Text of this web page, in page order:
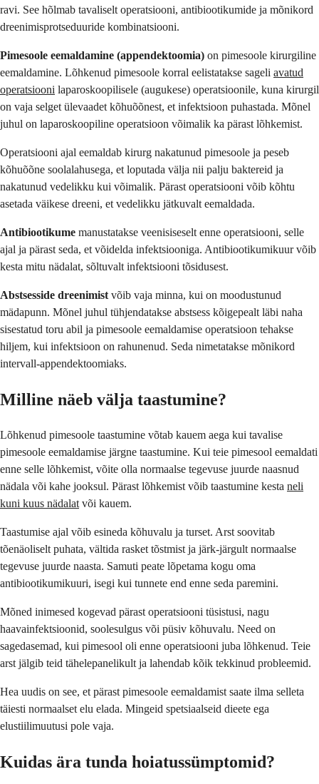
ravi. See hõlmab tavaliselt operatsiooni, antibiootikumide ja mõnikord
dreenimisprotseduuride kombinatsiooni.
Pimesoole eemaldamine (appendektoomia) on pimesoole kirurgiline
eemaldamine. Lõhkenud pimesoole korral eelistatakse sageli avatud
operatsiooni laparoskoopilisele (augukese) operatsioonile, kuna kirurgil
on vaja selget ülevaadet kõhuõõnest, et infektsioon puhastada. Mõnel
juhul on laparoskoopiline operatsioon võimalik ka pärast lõhkemist.
Operatsiooni ajal eemaldab kirurg nakatunud pimesoole ja peseb
kõhuõõne soolalahusega, et loputada välja nii palju baktereid ja
nakatunud vedelikku kui võimalik. Pärast operatsiooni võib kõhtu
asetada väikese dreeni, et vedelikku jätkuvalt eemaldada.
Antibiootikume manustatakse veenisiseselt enne operatsiooni, selle
ajal ja pärast seda, et võidelda infektsiooniga. Antibiootikumikuur võib
kesta mitu nädalat, sõltuvalt infektsiooni tõsidusest.
Abstsesside dreenimist võib vaja minna, kui on moodustunud
mädapunn. Mõnel juhul tühjendatakse abstsess kõigepealt läbi naha
sisestatud toru abil ja pimesoole eemaldamise operatsioon tehakse
hiljem, kui infektsioon on rahunenud. Seda nimetatakse mõnikord
intervall-appendektoomiaks.
Milline näeb välja taastumine?
Lõhkenud pimesoole taastumine võtab kauem aega kui tavalise
pimesoole eemaldamise järgne taastumine. Kui teie pimesool eemaldati
enne selle lõhkemist, võite olla normaalse tegevuse juurde naasnud
nädala või kahe jooksul. Pärast lõhkemist võib taastumine kesta neli
kuni kuus nädalat või kauem.
Taastumise ajal võib esineda kõhuvalu ja turset. Arst soovitab
tõenäoliselt puhata, vältida rasket tõstmist ja järk-järgult normaalse
tegevuse juurde naasta. Samuti peate lõpetama kogu oma
antibiootikumikuuri, isegi kui tunnete end enne seda paremini.
Mõned inimesed kogevad pärast operatsiooni tüsistusi, nagu
haavainfektsioonid, soolesulgus või püsiv kõhuvalu. Need on
sagedasemad, kui pimesool oli enne operatsiooni juba lõhkenud. Teie
arst jälgib teid tähelepanelikult ja lahendab kõik tekkinud probleemid.
Hea uudis on see, et pärast pimesoole eemaldamist saate ilma selleta
täiesti normaalset elu elada. Mingeid spetsiaalseid dieete ega
elustiilimuutusi pole vaja.
Kuidas ära tunda hoiatussümptomid?